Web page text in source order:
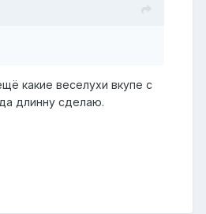
какие веселухи вкупе с
длинну сделаю.